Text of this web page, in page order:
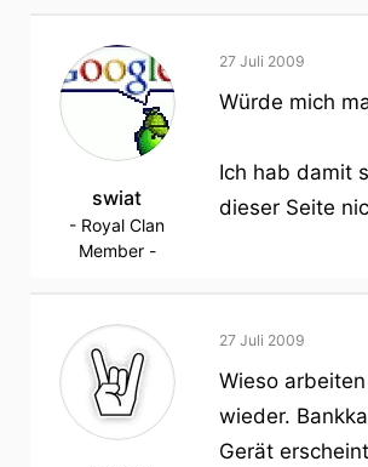
swiat
- Royal Clan
Member -
27 Juli 2009
Würde mich
Ich hab damit
dieser Seite
27 Juli 2009
Wieso
wieder.
Gerät